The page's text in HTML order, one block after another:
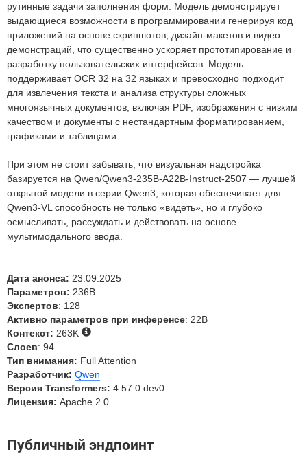
рутинные задачи заполнения форм. Модель демонстрирует
выдающиеся возможности в программировании генерируя код
приложений на основе скриншотов, дизайн-макетов и видео
демонстраций, что существенно ускоряет прототипирование и
разработку пользовательских интерфейсов. Модель
поддерживает OCR 32 на 32 языках и превосходно подходит
для извлечения текста и анализа структуры сложных
многоязычных документов, включая PDF, изображения с низким
качеством и документы с нестандартным форматированием,
графиками и таблицами.
При этом не стоит забывать, что визуальная надстройка
базируется на Qwen/Qwen3-235B-A22B-Instruct-2507 — лучшей
открытой модели в серии Qwen3, которая обеспечивает для
Qwen3-VL способность не только «видеть», но и глубоко
осмысливать, рассуждать и действовать на основе
мультимодального ввода.
Дата анонса: 23.09.2025
Параметров: 236B
Экспертов: 128
Активно параметров при инференсе: 22B
Контекст: 263K
Слоев: 94
Тип внимания: Full Attention
Разработчик: Qwen
Версия Transformers: 4.57.0.dev0
Лицензия: Apache 2.0
Публичный эндпоинт